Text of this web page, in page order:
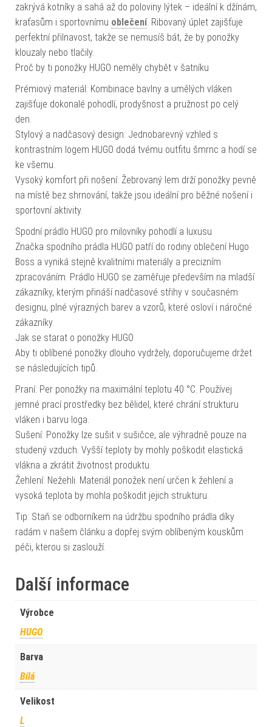
zakrývá kotníky a sahá až do poloviny lýtek – ideální k džínám,
kraťasům i sportovnímu oblečení. Ribovaný úplet zajišťuje
perfektní přilnavost, takže se nemusíš bát, že by ponožky
klouzaly nebo tlačily.
Proč by ti ponožky HUGO neměly chybět v šatníku
Prémiový materiál: Kombinace bavlny a umělých vláken
zajišťuje dokonalé pohodlí, prodyšnost a pružnost po celý
den.
Stylový a nadčasový design: Jednobarevný vzhled s
kontrastním logem HUGO dodá tvému outfitu šmrnc a hodí se
ke všemu.
Vysoký komfort při nošení: Žebrovaný lem drží ponožky pevně
na místě bez shrnování, takže jsou ideální pro běžné nošení i
sportovní aktivity.
Spodní prádlo HUGO pro milovníky pohodlí a luxusu
Značka spodního prádla HUGO patří do rodiny oblečení Hugo
Boss a vyniká stejně kvalitními materiály a precizním
zpracováním. Prádlo HUGO se zaměřuje především na mladší
zákazníky, kterým přináší nadčasové střihy v současném
designu, plné výrazných barev a vzorů, které osloví i náročné
zákazníky.
Jak se starat o ponožky HUGO
Aby ti oblíbené ponožky dlouho vydržely, doporučujeme držet
se následujících tipů.
Praní: Per ponožky na maximální teplotu 40 °C. Používej
jemné prací prostředky bez bělidel, které chrání strukturu
vláken i barvu loga.
Sušení: Ponožky lze sušit v sušičce, ale výhradně pouze na
studený vzduch. Vyšší teploty by mohly poškodit elastická
vlákna a zkrátit životnost produktu.
Žehlení: Nežehli. Materiál ponožek není určen k žehlení a
vysoká teplota by mohla poškodit jejich strukturu.
Tip: Staň se odborníkem na údržbu spodního prádla díky
radám v našem článku a dopřej svým oblíbeným kouskům
péči, kterou si zaslouží.
Další informace
Výrobce
HUGO
Barva
Bílá
Velikost
L